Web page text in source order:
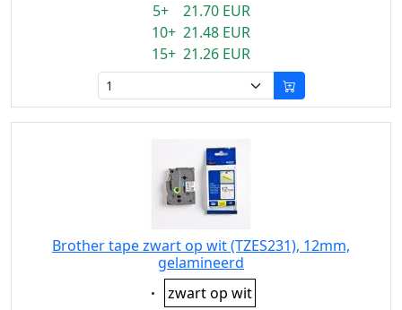
5+ 21.70 EUR
10+ 21.48 EUR
15+ 21.26 EUR
Brother tape zwart op wit (TZES231), 12mm,
gelamineerd
Eigenschaft:
zwart op wit